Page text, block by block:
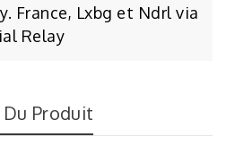
France, Lxbg et Ndrl via
Relay
Produit